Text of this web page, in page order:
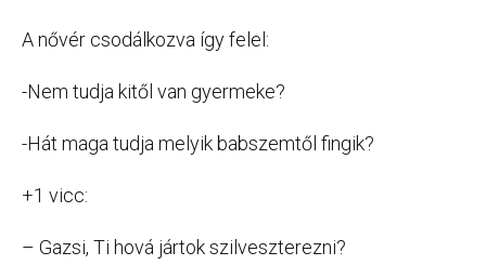
A nővér csodálkozva így felel:
-Nem tudja kitől van gyermeke?
-Hát maga tudja melyik babszemtől fingik?
+1 vicc:
– Gazsi, Ti hová jártok szilveszterezni?